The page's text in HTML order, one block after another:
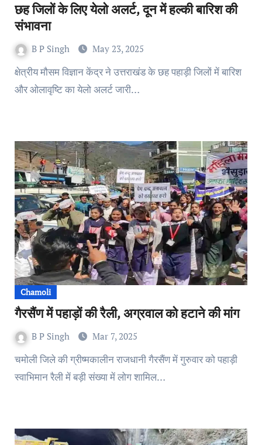
छह जिलों के लिए येलो अलर्ट, दून में हल्की बारिश की
संभावना
B P Singh May 23, 2025
क्षेत्रीय मौसम विज्ञान केंद्र ने उत्तराखंड के छह पहाड़ी जिलों में बारिश
और ओलावृष्टि का येलो अलर्ट जारी…
Chamoli
गैरसैंण में पहाड़ों की रैली, अग्रवाल को हटाने की मांग
B P Singh Mar 7, 2025
चमोली जिले की ग्रीष्मकालीन राजधानी गैरसैंण में गुरुवार को पहाड़ी
स्वाभिमान रैली में बड़ी संख्या में लोग शामिल…